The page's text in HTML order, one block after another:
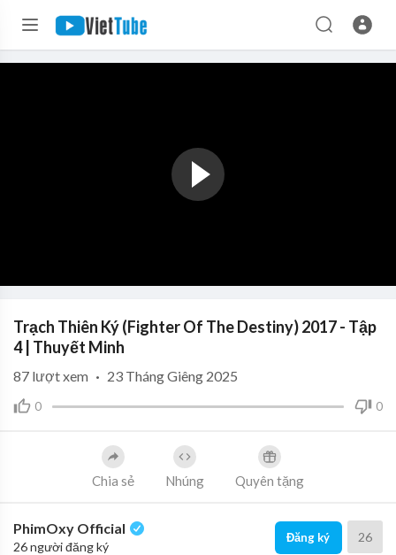
Trạch Thiên Ký (Fighter Of The Destiny) 2017 - Tập
4 | Thuyết Minh
0 0
87 lượt xem · 23 Tháng Giêng 2025
Chia sẻ Nhúng Quyên tặng
PhimOxy Official
26 người đăng ký
Đăng ký 26